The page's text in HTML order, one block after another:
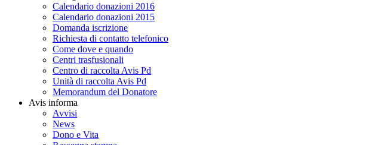
Calendario donazioni 2016
Calendario donazioni 2015
Domanda iscrizione
Richiesta di contatto telefonico
Come dove e quando
Centri trasfusionali
Centro di raccolta Avis Pd
Unità di raccolta Avis Pd
Memorandum del Donatore
Avis informa
Avvisi
News
Dono e Vita